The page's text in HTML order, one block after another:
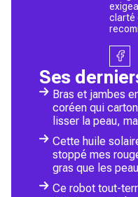
clarté
Ses
Bras et jambes
coréen qui
lisser la peau,
Cette huile
stoppé mes
gras que les
Ce robot tout-